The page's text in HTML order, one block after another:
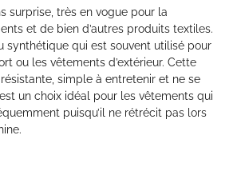
surprise, très en vogue pour la
et de bien d’autres produits textiles.
synthétique qui est souvent utilisé pour
ou les vêtements d’extérieur. Cette
simple à entretenir et ne se
un choix idéal pour les vêtements qui
puisqu’il ne rétrécit pas lors